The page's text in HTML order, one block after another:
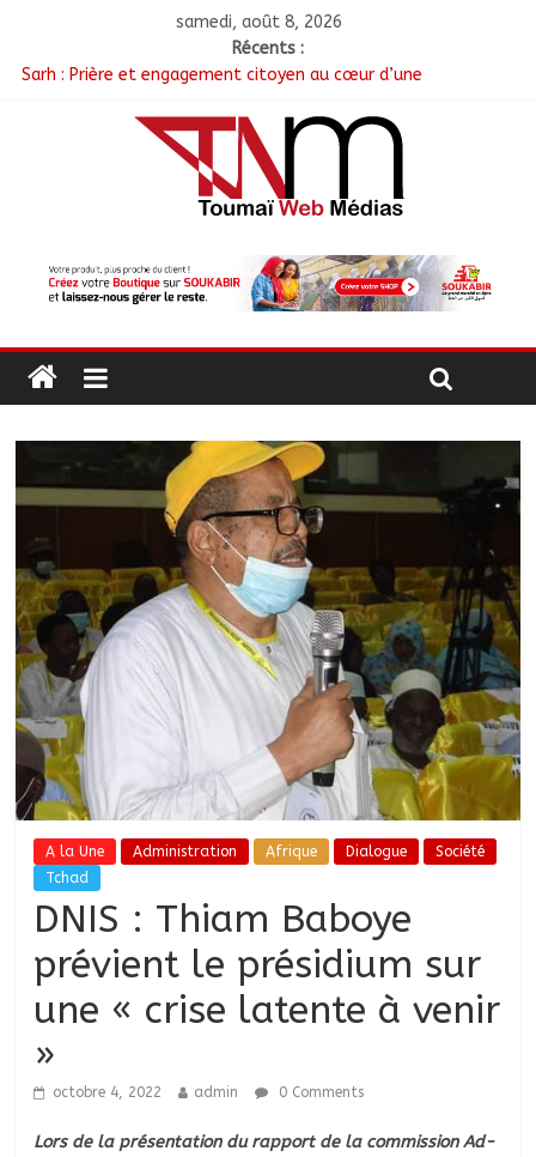
samedi, août 8, 2026
Récents :
Sarh : Prière et engagement citoyen au cœur d’une
Politique : Le RPC lance l’opération de dépôt des demandes de
أبشي: الرئيس الولائي للحزب الإصلاحي بولاية وداي يطالب الحكومة
بمعالجة أزمة المياه والوقود وغاز الطهي.
Toukra : La gare routière en pleine réhabilitation pour
améliorer la mobilité
A la Une Administration Afrique Dialogue
Société
Tchad
DNIS : Thiam Baboye
prévient le présidium sur
une « crise latente à venir
»
octobre 4, 2022 admin 0 Comments
Lors de la présentation du rapport de la commission Ad-